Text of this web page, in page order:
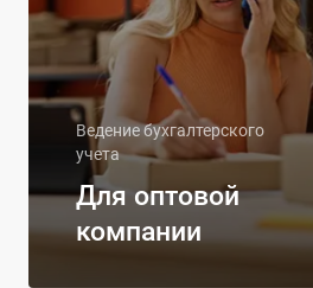
Ведение бухгалтерского
учета
Для оптовой
компании